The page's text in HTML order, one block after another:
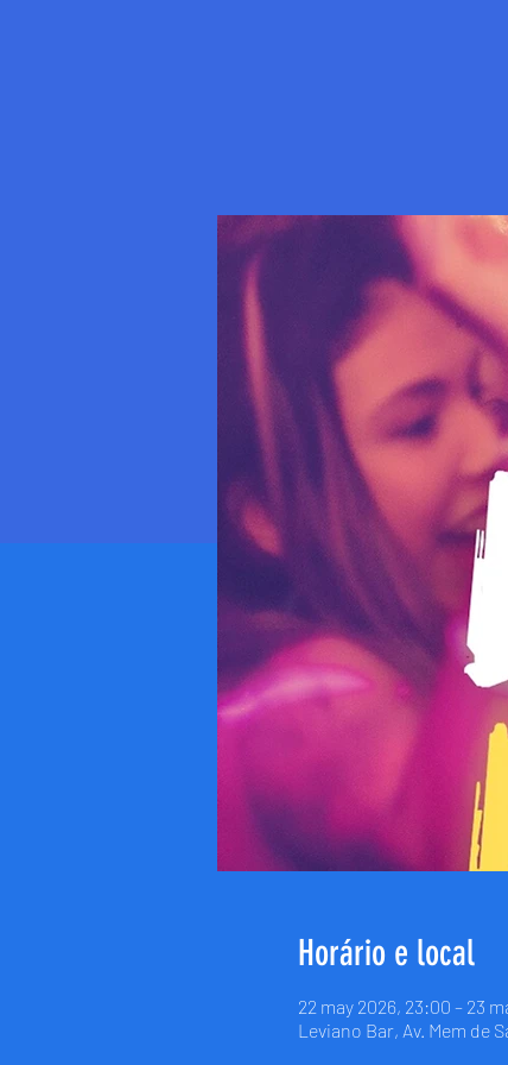
Horário e local
22 may 2026, 23:00 – 23
Leviano Bar, Av. Mem de